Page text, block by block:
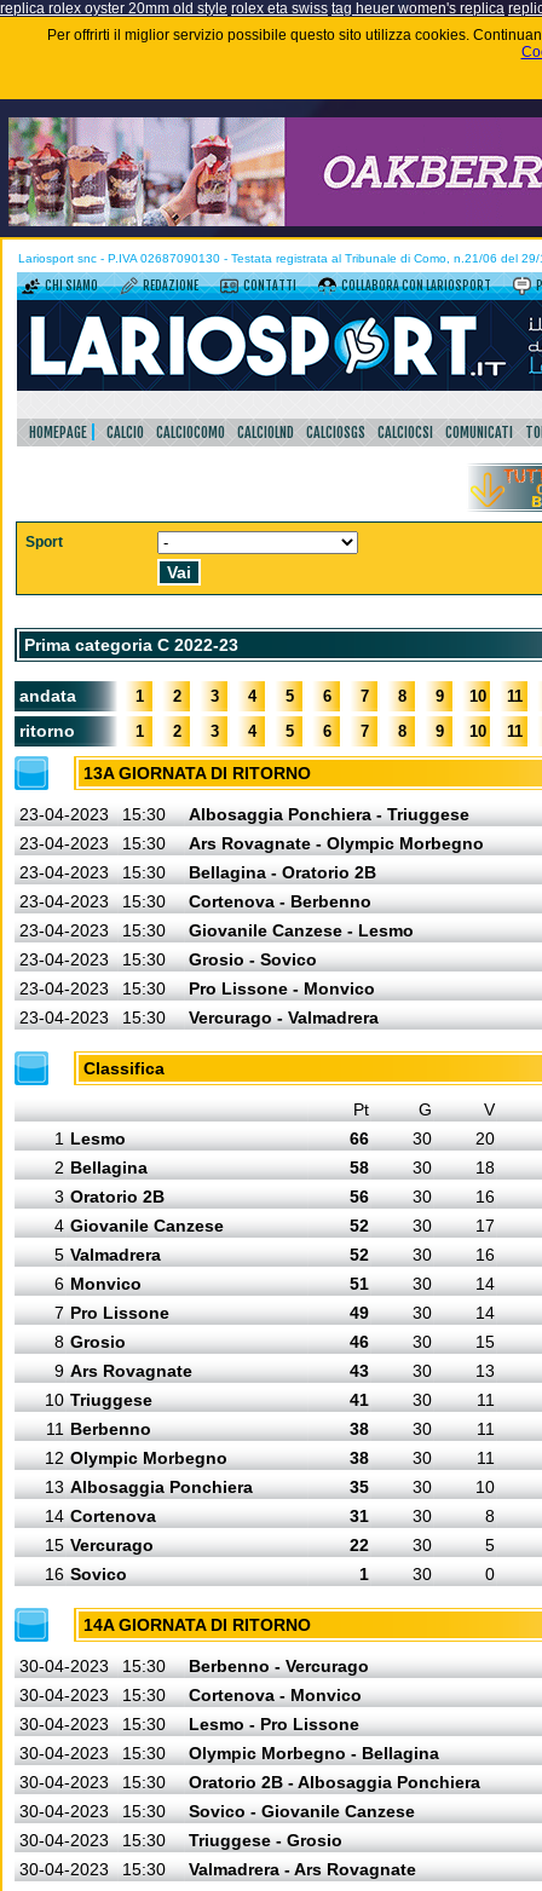
replica rolex oyster 20mm old style rolex eta swiss tag heuer women's replica
Per offrirti il miglior servizio possibile questo sito utilizza cookies.
Lariosport snc - P.IVA 02687090130 - Testata registrata al Tribunale di Como, n.21/06 del
CHI SIAMO REDAZIONE CONTATTI COLLABORA CON LARIOSPORT
HOMEPAGE CALCIO CALCIOCOMO CALCIOLND CALCIOSGS CALCIOCSI COMUNICATI
Sport
Prima categoria C 2022-23
andata 1 2 3 4 5 6 7 8 9 10 11
ritorno 1 2 3 4 5 6 7 8 9 10 11
13A GIORNATA DI RITORNO
23-04-2023 15:30
Albosaggia Ponchiera - Triuggese
23-04-2023
15:30
Ars Rovagnate - Olympic Morbegno
23-04-2023
15:30
Bellagina - Oratorio 2B
23-04-2023
15:30
Cortenova - Berbenno
23-04-2023
15:30
Giovanile Canzese - Lesmo
23-04-2023
15:30
Grosio - Sovico
23-04-2023
15:30
Pro Lissone - Monvico
23-04-2023
15:30 Vercurago - Valmadrera
Classifica
Pt G
V
1 Lesmo 66 30
20
2 Bellagina 58 30
18
3 Oratorio 2B 56 30
16
4 Giovanile Canzese 52 30
17
5 Valmadrera 52 30
16
6 Monvico 51 30
14
7 Pro Lissone 49 30
14
8 Grosio 46 30
15
9 Ars Rovagnate 43 30
13
10 Triuggese 41 30
11
11 Berbenno 38 30
11
12 Olympic Morbegno 38 30
11
13 Albosaggia Ponchiera 35 30
10
14 Cortenova 31 30
8
15 Vercurago 22 30
5
16 Sovico 1 30 0
14A GIORNATA DI RITORNO
30-04-2023 15:30
Berbenno - Vercurago
30-04-2023
15:30
Cortenova - Monvico
30-04-2023
15:30
Lesmo - Pro Lissone
30-04-2023
15:30
Olympic Morbegno - Bellagina
30-04-2023
15:30
Oratorio 2B - Albosaggia Ponchiera
30-04-2023
15:30
Sovico - Giovanile Canzese
30-04-2023
15:30
Triuggese - Grosio
30-04-2023
15:30 Valmadrera - Ars Rovagnate